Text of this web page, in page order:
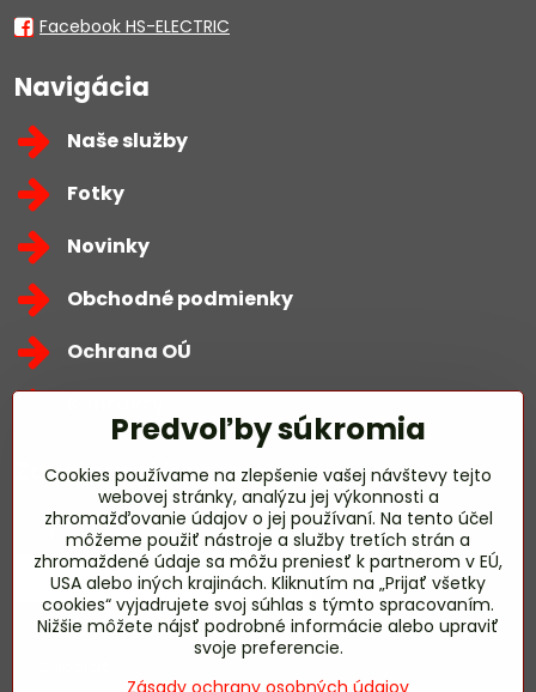
Facebook HS-ELECTRIC
Navigácia
Naše služby
Fotky
Novinky
Obchodné podmienky
Ochrana OÚ
Zavoláme Vám späť
Váš telefón*
Predvoľby súkromia
Cookies používame na zlepšenie vašej návštevy tejto
webovej stránky, analýzu jej výkonnosti a
zhromažďovanie údajov o jej používaní. Na tento účel
môžeme použiť nástroje a služby tretích strán a
zhromaždené údaje sa môžu preniesť k partnerom v EÚ,
USA alebo iných krajinách. Kliknutím na „Prijať všetky
cookies“ vyjadrujete svoj súhlas s týmto spracovaním.
Nižšie môžete nájsť podrobné informácie alebo upraviť
svoje preferencie.
Zásady ochrany osobných údajov